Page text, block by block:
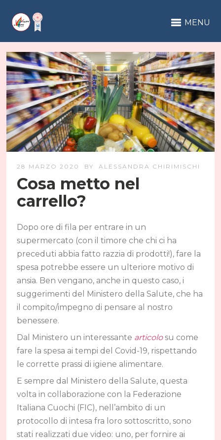
MENU
28 MARZO 2020 BY ALESSANDRA CHIRIMISCHI
Cosa metto nel
carrello?
Dopo ore di fila per entrare in un
supermercato (con il timore che chi ci ha
preceduti abbia fatto razzia di prodotti!), fare la
spesa potrebbe essere un ulteriore motivo di
ansia. Ben vengano, anche in questo caso, i
suggerimenti del Ministero della Salute, che ha
il compito/impegno di pensare al nostro
benessere.
Dal Ministero un interessante articolo su come
fare la spesa ai tempi del Covid-19, rispettando
le corrette prassi di igiene alimentare.
E sempre dal Ministero della Salute, questa
volta in collaborazione con la Federazione
Italiana Cuochi (FIC), nell’ambito di un
protocollo di intesa fra loro sottoscritto, sono
stati realizzati due video: uno, per fornire ai